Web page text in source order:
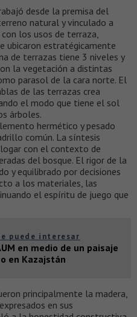
desde la premisa del
natural y vinculado a
los usos de terraza,
ubicaron estratégicamente
de terrazas tiene 3 niveles y
la vegetación a distintas
parasol de la cara norte. El
de las terrazas crea
el modo que tiene el sol
árboles.
hermético y pesado
común. La síntesis
con el contexto de
del bosque. El rigor de la
y equilibrado por decisiones
a los materiales, las
el espíritu de juego que
puede interesar
en medio de un paisaje
en Kazajstán
principalmente la madera,
en sus